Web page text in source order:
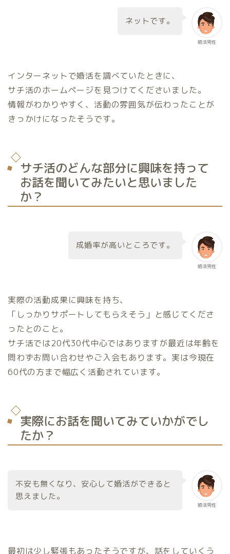
婚活男性
ネットです。
インターネットで婚活を調べていたときに、
サチ活のホームページを見つけてくださいました。
情報がわかりやすく、活動の雰囲気が伝わったことが
きっかけになったそうです。
サチ活のどんな部分に興味を持って
お話を聞いてみたいと思いました
か？
婚活男性
成婚率が高いところです。
実際の活動成果に興味を持ち、
「しっかりサポートしてもらえそう」と感じてくださ
ったとのこと。
サチ活では20代30代中心ではありますが最近は年齢を
問わずお問い合わせやご入会もあります。実は今現在
60代の方まで幅広く活動されています。
実際にお話を聞いてみていかがでし
たか？
婚活男性
不安も無くなり、安心して婚活ができると
思えました。
最初は少し緊張もあったそうですが、話をしていくう